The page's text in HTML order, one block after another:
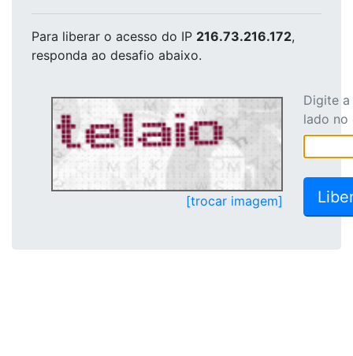
Para liberar o acesso do IP 216.73.216.172,
responda ao desafio abaixo.
[trocar imagem]
Digite
lado no